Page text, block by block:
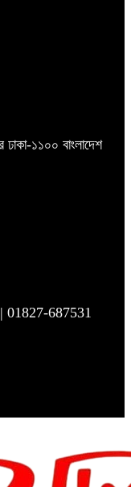
ঢাকা-১১০০ বাংলাদেশ
01827-687531